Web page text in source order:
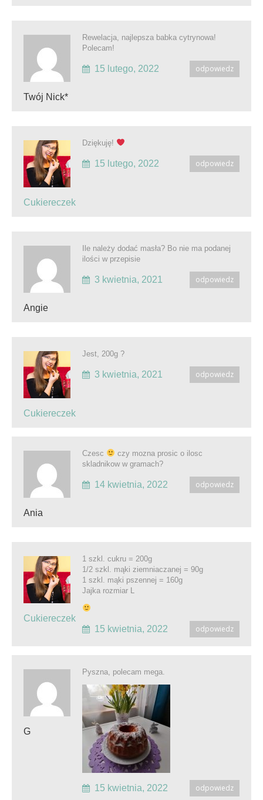
Twój Nick*
Rewelacja, najlepsza babka cytrynowa!
Polecam!
odpowiedz
15 lutego, 2022
Cukiereczek
Dziękuję!
odpowiedz
15 lutego, 2022
Angie
Ile należy dodać masła? Bo nie ma podanej
ilości w przepisie
odpowiedz
3 kwietnia, 2021
Cukiereczek
Jest, 200g ?
odpowiedz
3 kwietnia, 2021
Ania
Czesc
czy mozna prosic o ilosc
skladnikow w gramach?
odpowiedz
14 kwietnia, 2022
Cukiereczek
1 szkl. cukru = 200g
1/2 szkl. mąki ziemniaczanej = 90g
1 szkl. mąki pszennej = 160g
Jajka rozmiar L
odpowiedz
15 kwietnia, 2022
G
Pyszna, polecam mega.
odpowiedz
15 kwietnia, 2022